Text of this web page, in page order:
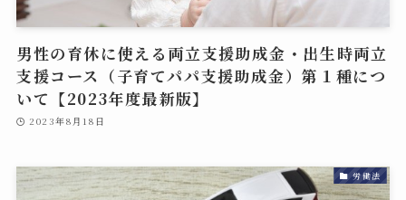
男性の育休に使える両立支援助成金・出生時両立
支援コース（子育てパパ支援助成金）第１種につ
いて【2023年度最新版】
2023年8月18日
労働法